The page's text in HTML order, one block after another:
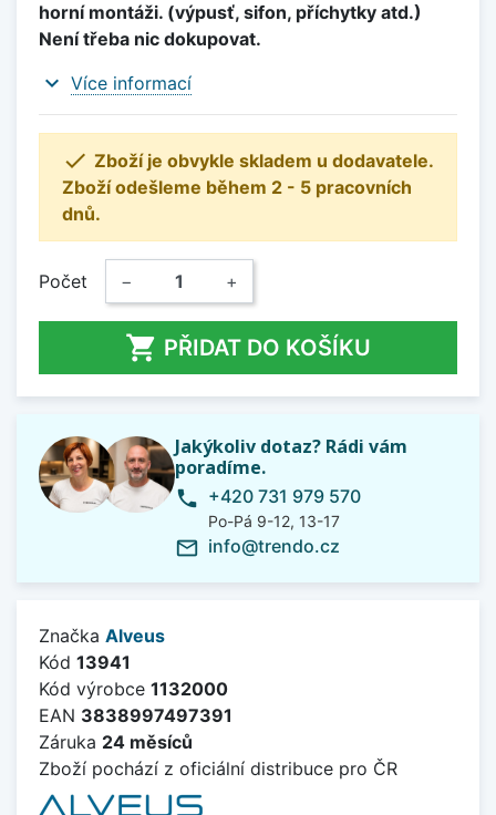
horní montáži. (výpusť, sifon, příchytky atd.)
Není třeba nic dokupovat.
expand_more Více informací
 Zboží je obvykle skladem u dodavatele.
Zboží odešleme během 2 - 5 pracovních
dnů.
Počet − +
 PŘIDAT DO KOŠÍKU
Jakýkoliv dotaz? Rádi vám
poradíme.
phone +420 731 979 570
Po-Pá 9-12, 13-17
mail_outline info@trendo.cz
Značka Alveus
Kód 13941
Kód výrobce 1132000
EAN 3838997497391
Záruka 24 měsíců
Zboží pochází z oficiální distribuce pro ČR